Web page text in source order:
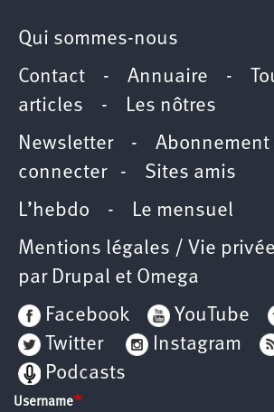
Qui sommes-nous
Contact - Annuaire -
articles - Les nôtres
Newsletter- Abonnement
connecter- Sites amis
L’hebdo - Le mensuel
Mentions légales / Vie privée
par Drupal et Omega
Facebook
YouTube
Twitter
Instagram
Podcasts
Username